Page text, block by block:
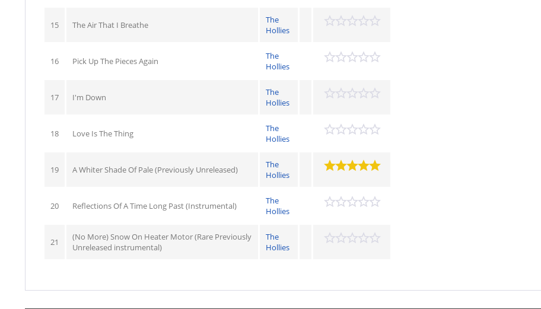
15 The Air That I Breathe
The
Hollies
16 Pick Up The Pieces Again
The
Hollies
17 I'm Down
The
Hollies
18 Love Is The Thing
The
Hollies
19 A Whiter Shade Of Pale (Previously Unreleased)
The
Hollies
20 Reflections Of A Time Long Past (Instrumental)
The
Hollies
21
(No More) Snow On Heater Motor (Rare Previously
Unreleased instrumental)
The
Hollies